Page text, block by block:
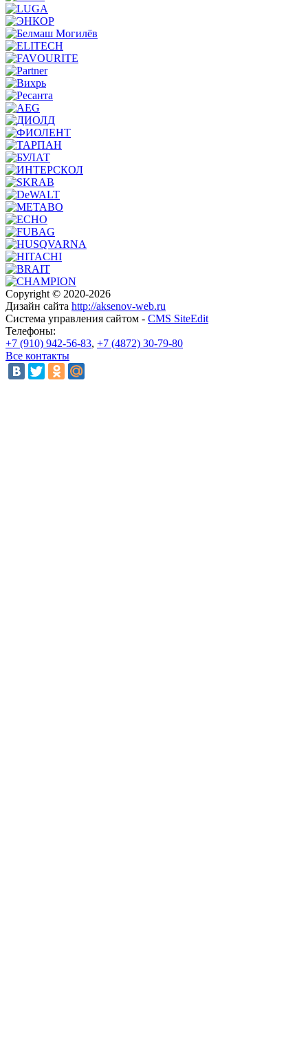
Copyright © 2020-2026
Дизайн сайта http://aksenov-web.ru
Система управления сайтом - CMS SiteEdit
Телефоны:
+7 (910) 942-56-83, +7 (4872) 30-79-80
Все контакты